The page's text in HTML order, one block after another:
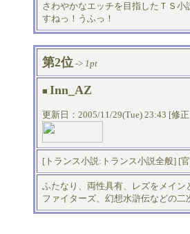
さわやかなエッチを目指したＴＳ
すねっ！うふっ！
第2位 -> 1pt
■ Inn_AZ
更新日：2005/11/29(Tue) 23:43 [修
[ トランス小説:トランス小説全般] [
ふたなり、両性具有、レズをメイ
ファイターズ、幻想水滸伝などの